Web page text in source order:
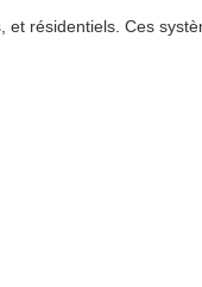
résidentiels. Ces